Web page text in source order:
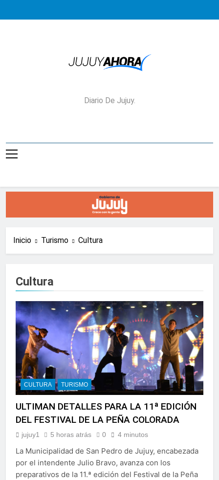
Jujuy Ahora!
Diario De Jujuy.
Inicio Turismo Cultura
Cultura
CULTURA TURISMO
ULTIMAN DETALLES PARA LA 11ª EDICIÓN
DEL FESTIVAL DE LA PEÑA COLORADA
jujuy1 5 horas atrás 0 4 minutos
La Municipalidad de San Pedro de Jujuy, encabezada
por el intendente Julio Bravo, avanza con los
preparativos de la 11.ª edición del Festival de la Peña